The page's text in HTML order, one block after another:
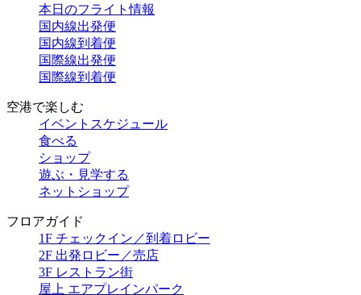
本日のフライト情報
国内線出発便
国内線到着便
国際線出発便
国際線到着便
空港で楽しむ
イベントスケジュール
食べる
ショップ
遊ぶ・見学する
ネットショップ
フロアガイド
1F チェックイン／到着ロビー
2F 出発ロビー／売店
3F レストラン街
屋上 エアプレインパーク